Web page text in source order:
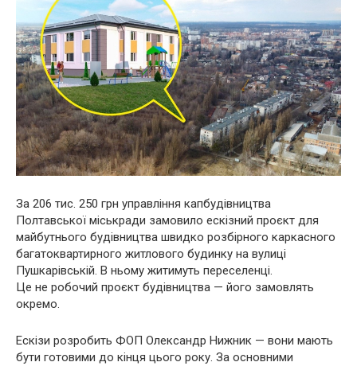
За 206 тис. 250 грн управління капбудівництва
Полтавської міськради замовило ескізний проєкт для
майбутнього будівництва швидко розбірного каркасного
багатоквартирного житлового будинку на вулиці
Пушкарівській. В ньому житимуть переселенці.
Це не робочий проєкт будівництва — його замовлять
окремо.
Ескізи розробить ФОП Олександр Нижник — вони мають
бути готовими до кінця цього року. За основними